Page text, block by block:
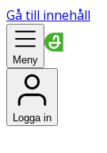
Gå till innehåll
Meny
Logga in